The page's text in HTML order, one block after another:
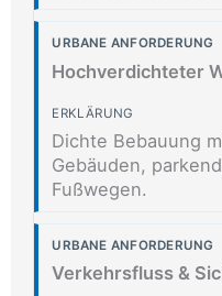
Hochverdichteter
Dichte Bebauung
Gebäuden,
Fußwegen.
Verkehrsfluss &